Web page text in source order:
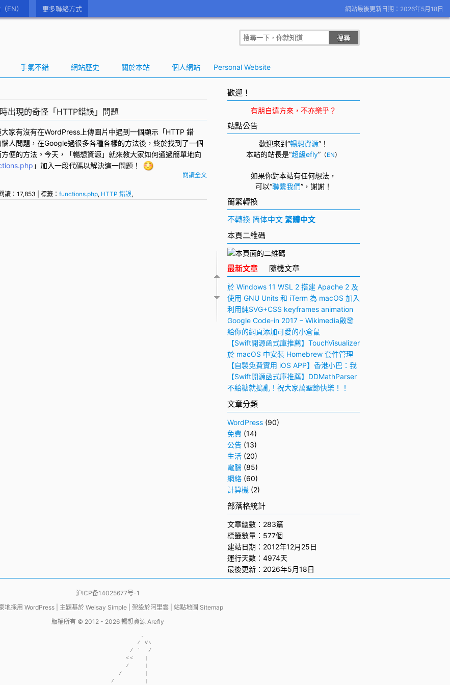
網站最後更新日期：2026年5月18日
EN） 更多聯絡方式
手氣不錯 網站歷史 關於本站 個人網站 Personal Website
出現的奇怪「HTTP錯誤」問題
家有沒有在WordPress 上傳圖片中遇到一個顯示「HTTP 錯
惱人問題，在Google過很多各種各樣的方法後，終於找到了一個
便的方法。今天，「暢想資源」就來教大家如何通過簡單地向
」加入一段代碼以解決這一問題！
閱讀全文
讀：17,853 | 標籤： functions.php, HTTP 錯誤,
歡迎！
有朋自遠方來，不亦樂乎？
站點公告
歡迎來到“暢想資源”！
本站的站長是“超級efly” （EN）
如果你對本站有任何想法，
可以“聯繫我們”， 謝謝！
簡繁轉換
不轉換 简体中文 繁體中文
本頁二維碼
最新文章 隨機文章
於 Windows 11 WSL 2 搭建 Apache 2 及
PHP 7 開發環境
使用 GNU Units 和 iTerm 為 macOS 加入
快捷多功能計算機
利用純SVG+CSS keyframes animation
動畫實現手寫毛筆字（書法）效果
Google Code-in 2017 – Wikimedia啟發
與感想
給你的網頁添加可愛的小倉鼠
【Swift開源函式庫推薦】TouchVisualizer
– 於屏幕上顯示你所觸摸的位置
於 macOS 中安裝 Homebrew 套件管理
工具
【自製免費實用 iOS APP】香港小巴：我
要下車！
【Swift開源函式庫推薦】DDMathParser
– 通過文字表達式（算式）計算結果
不給糖就搗亂！祝大家萬聖節快樂！！
文章分類
WordPress (90)
免費 (14)
公告 (13)
生活 (20)
電腦 (85)
網絡 (60)
計算機 (2)
部落格統計
文章總數：283篇
標籤數量：577個
建站日期：2012年12月25日
運行天數：4974天
最後更新：2026年5月18日
沪ICP备14025677号-1
地採用 WordPress| 主題基於 Weisay Simple| 架設於阿里雲| 站點地圖 Sitemap
版權所有 © 2012 - 2026 暢想資源 Arefly
                     .
                    / V\
                  / `  /
                 <<   |
                 /    |
               /      |
             /        |